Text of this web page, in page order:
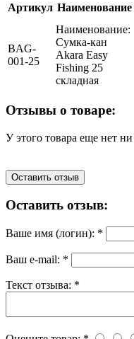
Артикул Наименование
BAG-
001-25
Наименование:
Сумка-кан
Akara Easy
Fishing 25
складная
Отзывы о товаре:
У этого товара еще нет
Оставить отзыв
Оставить отзыв:
Ваше имя (логин): *
Ваш e-mail: *
Текст отзыва: *